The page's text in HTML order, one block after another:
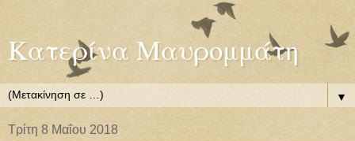
Κατερίνα Μαυρομμάτη
▼
Τρίτη 8 Μαΐου 2018